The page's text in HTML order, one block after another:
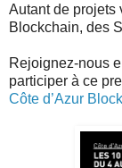
Autant de projets
Blockchain, des
Rejoignez-nous
participer à ce
Côte d’Azur